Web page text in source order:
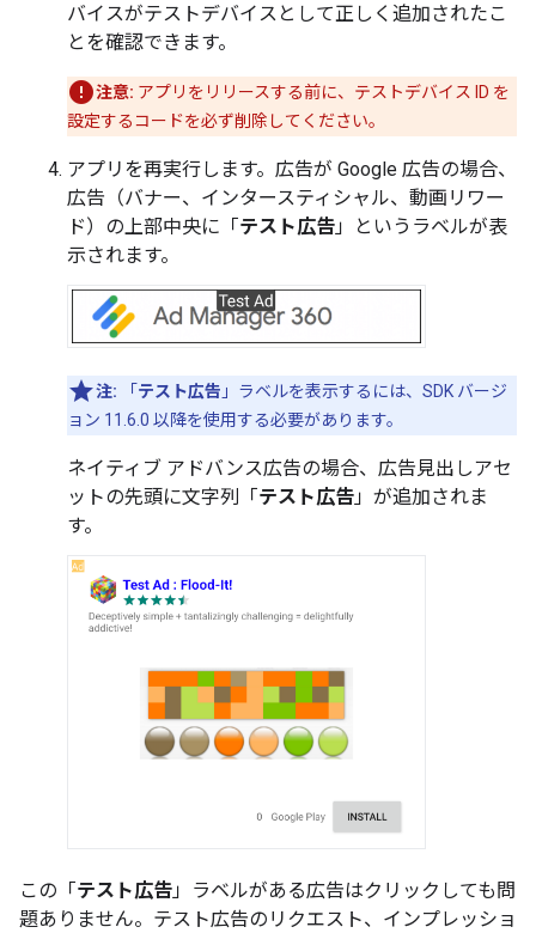
バイスがテストデバイスとして正しく追加されたこ
とを確認できます。
注意: アプリをリリースする前に、テストデバイス ID を
設定するコードを必ず削除してください。
アプリを再実行します。広告が Google 広告の場合、
広告（バナー、インタースティシャル、動画リワー
ド）の上部中央に「テスト広告」というラベルが表
示されます。
注: 「 テスト広告 」ラベルを表示するには、SDK バージ
ョン 11.6.0 以降を使用する必要があります。
ネイティブ アドバンス広告の場合、広告見出しアセ
ットの先頭に文字列「テスト広告 」が追加されま
す。
この「 テスト広告」ラベルがある広告はクリックしても問
題ありません。テスト広告のリクエスト、インプレッショ